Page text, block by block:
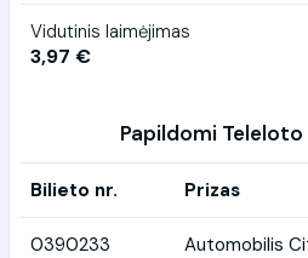
Vidutinis laimėjimas
3,97 €
Papildomi
Bilieto nr. Prizas
0390233 Automobilis